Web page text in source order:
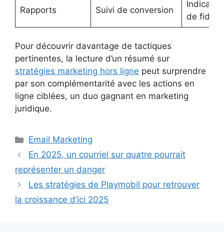
Rapports Suivi de conversion
de
Pour découvrir davantage de tactiques
pertinentes, la lecture d’un résumé sur
stratégies marketing hors ligne peut surprendre
par son complémentarité avec les actions en
ligne ciblées, un duo gagnant en marketing
juridique.
Catégories
Email Marketing
En 2025, un courriel sur quatre pourrait
représenter un danger
Les stratégies de Playmobil pour retrouver
la croissance d’ici 2025